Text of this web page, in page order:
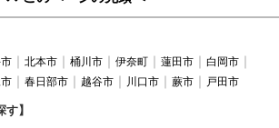
北本市 桶川市 伊奈町 蓮田市
白岡市
春日部市 越谷市 川口市 蕨市 戸田市
】